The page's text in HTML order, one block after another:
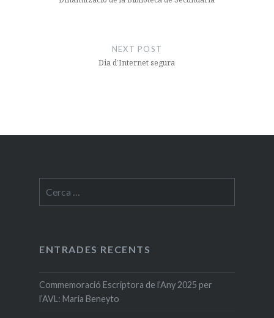
NEXT POST
Dia d’Internet segura
ENTRADES RECENTS
Commemoració Escriptora de l’Any 2025 per
l’AVL: Maria Beneyto